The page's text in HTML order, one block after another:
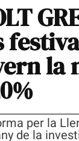
la
per la
de la